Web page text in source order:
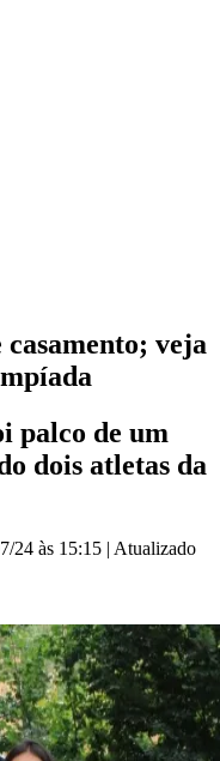
veja
palco de um
dois atletas da
24 às 15:15 | Atualizado